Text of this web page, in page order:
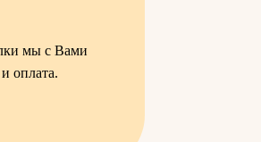
мы с Вами
оплата.